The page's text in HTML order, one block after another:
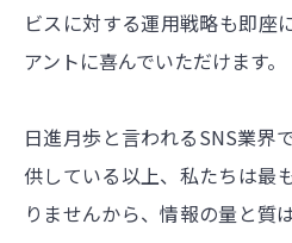
ビスに対する運用戦略も即座
アントに喜んでいただけます。
日進月歩と言われるSNS業界
供している以上、私たちは最
りませんから、情報の量と質